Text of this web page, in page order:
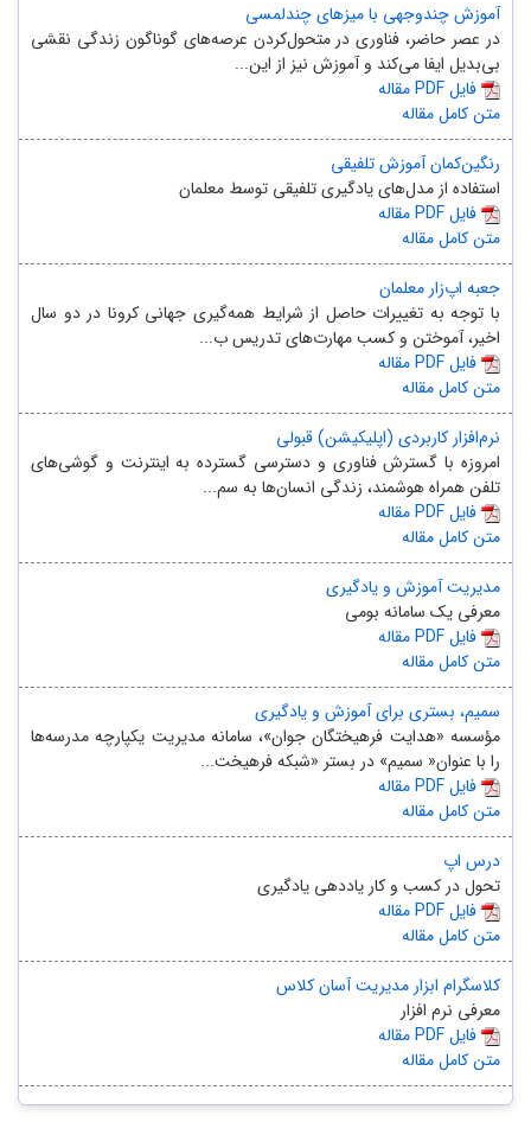
آموزش چندوجهی با میزهای چندلمسی
در عصر حاضر، فناوری در متحول‌کردن عرصه‌های گوناگون زندگی نقشی
بی‌بدیل ایفا می‌کند و آموزش نیز از این...
مقاله PDF فایل
متن کامل مقاله
رنگین‌کمان آموزش تلفیقی
استفاده از مدل‌های یادگیری تلفیقی توسط معلمان
مقاله PDF فایل
متن کامل مقاله
جعبه اپ‌زار معلمان
با توجه به تغییرات حاصل از شرایط همه‌گیری جهانی کرونا در دو سال
اخیر، آموختن و کسب مهارت‌های تدریس ب...
مقاله PDF فایل
متن کامل مقاله
نرم‌افزار کاربردی (اپلیکیشن) قبولی
امروزه با گسترش فناوری و دسترسی گسترده به اینترنت و گوشی‌های
تلفن همراه هوشمند، زندگی انسان‌ها به سم...
مقاله PDF فایل
متن کامل مقاله
مدیریت آموزش و یادگیری
معرفی یک سامانه بومی
مقاله PDF فایل
متن کامل مقاله
سمیم، بستری برای آموزش و یادگیری
مؤسسه «هدایت فرهیختگان جوان»، سامانه مدیریت یکپارچه مدرسه‌ها
را با عنوان« سمیم» در بستر «شبکه فرهیخت...
مقاله PDF فایل
متن کامل مقاله
درس اپ
تحول در کسب و کار یاددهی یادگیری
مقاله PDF فایل
متن کامل مقاله
کلاسگرام ابزار مدیریت آسان کلاس
معرفی نرم افزار
مقاله PDF فایل
متن کامل مقاله